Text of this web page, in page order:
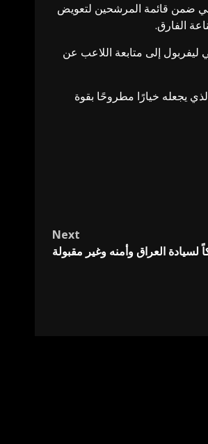
ضمن قائمة المرشحين لتعويض
الفارق.
ليفربول إلى متابعة اللاعب عن
يجعله خيارًا مطروحًا بقوة
Next
لسيادة العراق وأمنه وغير مقبولة